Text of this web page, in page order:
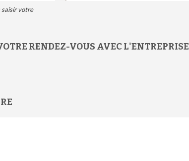
saisir votre
RENDEZ-VOUS AVEC L'ENTREPRISE